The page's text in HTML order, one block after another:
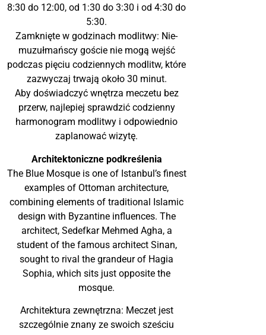
8:30 do 12:00, od 1:30 do 3:30 i od 4:30 do
5:30.
Zamknięte w godzinach modlitwy: Nie-
muzułmańscy goście nie mogą wejść
podczas pięciu codziennych modlitw, które
zazwyczaj trwają około 30 minut.
Aby doświadczyć wnętrza meczetu bez
przerw, najlepiej sprawdzić codzienny
harmonogram modlitwy i odpowiednio
zaplanować wizytę.
Architektoniczne podkreślenia
The Blue Mosque is one of Istanbul’s finest
examples of Ottoman architecture,
combining elements of traditional Islamic
design with Byzantine influences. The
architect, Sedefkar Mehmed Agha, a
student of the famous architect Sinan,
sought to rival the grandeur of Hagia
Sophia, which sits just opposite the
mosque.
Architektura zewnętrzna: Meczet jest
szczególnie znany ze swoich sześciu